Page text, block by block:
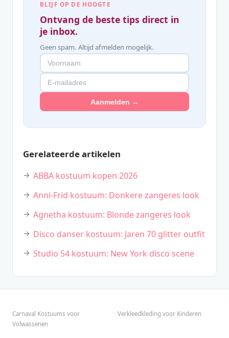
BLIJF OP DE HOOGTE
Ontvang de beste tips direct in
je inbox.
Geen spam. Altijd afmelden mogelijk.
Aanmelden →
Gerelateerde artikelen
ABBA kostuum kopen 2026
Anni-Frid kostuum: Donkere zangeres look
Agnetha kostuum: Blonde zangeres look
Disco danser kostuum: Jaren 70 glitter outfit
Studio 54 kostuum: New York disco scene
Carnaval Kostuums voor
Volwassenen
Verkleedkleding voor Kinderen